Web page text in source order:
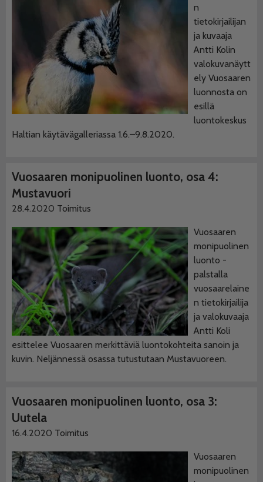
n
tietokirjailijan
ja kuvaaja
Antti Kolin
valokuvanäytt
ely Vuosaaren
luonnosta on
esillä
luontokeskus
Haltian käytävägalleriassa 1.6.–9.8.2020.
Vuosaaren monipuolinen luonto, osa 4:
Mustavuori
28.4.2020 Toimitus
Vuosaaren
monipuolinen
luonto -
palstalla
vuosaarelaine
n tietokirjailija
ja valokuvaaja
Antti Koli
esittelee Vuosaaren merkittäviä luontokohteita sanoin ja
kuvin. Neljännessä osassa tutustutaan Mustavuoreen.
Vuosaaren monipuolinen luonto, osa 3:
Uutela
16.4.2020 Toimitus
Vuosaaren
monipuolinen